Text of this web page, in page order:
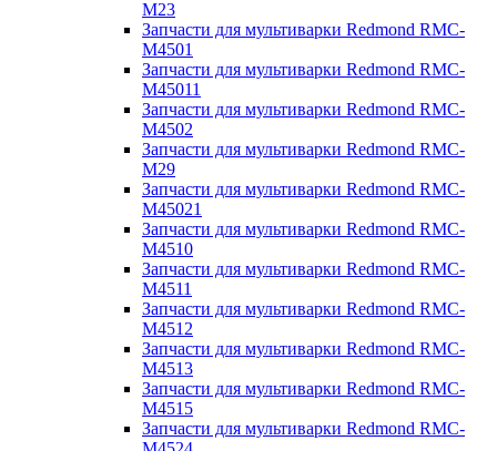
M23
Запчасти для мультиварки Redmond RMC-
M4501
Запчасти для мультиварки Redmond RMC-
M45011
Запчасти для мультиварки Redmond RMC-
M4502
Запчасти для мультиварки Redmond RMC-
M29
Запчасти для мультиварки Redmond RMC-
M45021
Запчасти для мультиварки Redmond RMC-
M4510
Запчасти для мультиварки Redmond RMC-
M4511
Запчасти для мультиварки Redmond RMC-
M4512
Запчасти для мультиварки Redmond RMC-
M4513
Запчасти для мультиварки Redmond RMC-
M4515
Запчасти для мультиварки Redmond RMC-